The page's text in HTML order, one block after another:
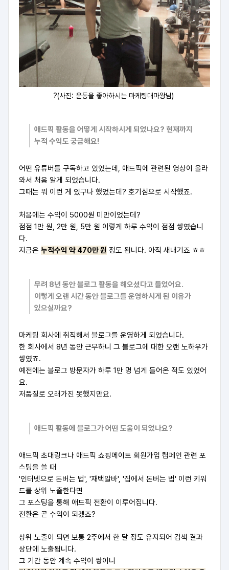
?(사진: 운동을 좋아하시는 마케팅대마왕님)
애드픽 활동을 어떻게 시작하시게 되었나요? 현재까지
누적 수익도 궁금해요!
어떤 유튜버를 구독하고 있었는데, 애드픽에 관련된 영상이 올라
와서 처음 알게 되었습니다.
그때는 뭐 이런 게 있구나 했었는데? 호기심으로 시작했죠.
처음에는 수익이 5000원 미만이었는데?
점점 1만 원, 2만 원, 5만 원 이렇게 하루 수익이 점점 쌓였습니
다.
지금은 누적수익 약 470만 원 정도 됩니다. 아직 새내기죠 ㅎㅎ
무려 8년 동안 블로그 활동을 해오셨다고 들었어요.
이렇게 오랜 시간 동안 블로그를 운영하시게 된 이유가
있으실까요?
마케팅 회사에 취직해서 블로그를 운영하게 되었습니다.
한 회사에서 8년 동안 근무하니 그 블로그에 대한 오랜 노하우가
쌓였죠.
예전에는 블로그 방문자가 하루 1만 명 넘게 들어온 적도 있었어
요.
저품질로 오래가진 못했지만요.
애드픽 활동에 블로그가 어떤 도움이 되었나요?
애드픽 초대링크나 애드픽 쇼핑메이트 회원가입 캠페인 관련 포
스팅을 쓸 때
'인터넷으로 돈버는 법', '재택알바', '집에서 돈버는 법' 이런 키워
드를 상위 노출한다면
그 포스팅을 통해 애드픽 전환이 이루어집니다.
전환은 곧 수익이 되겠죠?
상위 노출이 되면 보통 2주에서 한 달 정도 유지되어 검색 결과
상단에 노출됩니다.
그 기간 동안 계속 수익이 쌓이니